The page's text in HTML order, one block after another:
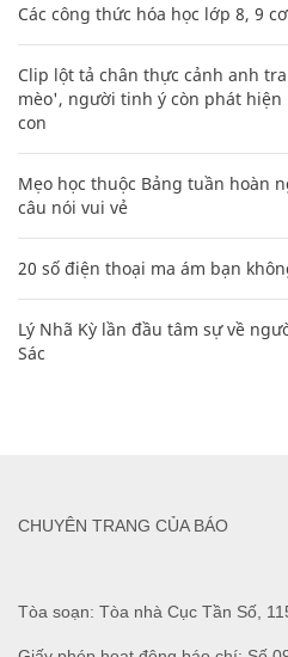
Các công thức hóa học lớp 8, 9
Clip lột tả chân thực cảnh anh
mèo', người tinh ý còn phát
con
Mẹo học thuộc Bảng tuần hoàn
câu nói vui vẻ
20 số điện thoại ma ám bạn
Lý Nhã Kỳ lần đầu tâm sự về
Sác
Tòa soạn: Tòa nhà Cục Tần Số,
CHUYÊN TRANG CỦA BÁO